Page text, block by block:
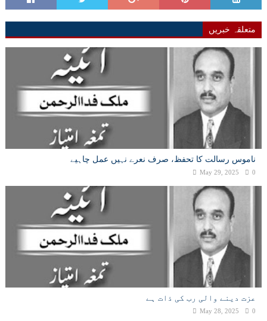
متعلقہ خبریں
ناموس رسالت کا تحفظ، صرف نعرے نہیں عمل چاہیے
May 29, 2025 0
عزت دینے والی رب کی ذات ہے
May 28, 2025 0